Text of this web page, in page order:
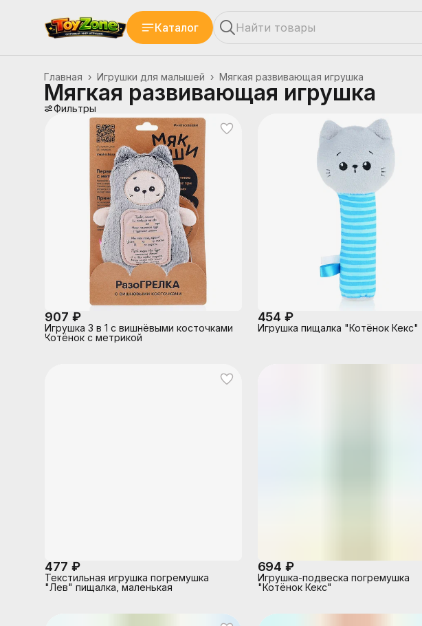
Каталог
Мягкая развивающая игрушка
Игрушки для малышей ›
Главная ›
Мягкая развивающая игрушка
Фильтры
907 ₽
Игрушка 3 в 1 с вишнёвыми косточками
Котёнок с метрикой
454 ₽
Игрушка пищалка "Котёнок Кекс"
477 ₽
Текстильная игрушка погремушка
"Лев" пищалка, маленькая
694 ₽
Игрушка-подвеска погремушка
"Котёнок Кекс"